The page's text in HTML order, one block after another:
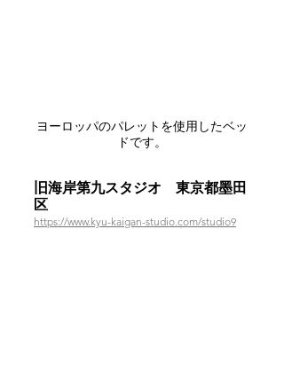
ヨーロッパのパレットを使用したベッ
ドです。
旧海岸第九スタジオ　東京都墨田
区
https://www.kyu-kaigan-studio.com/studio9